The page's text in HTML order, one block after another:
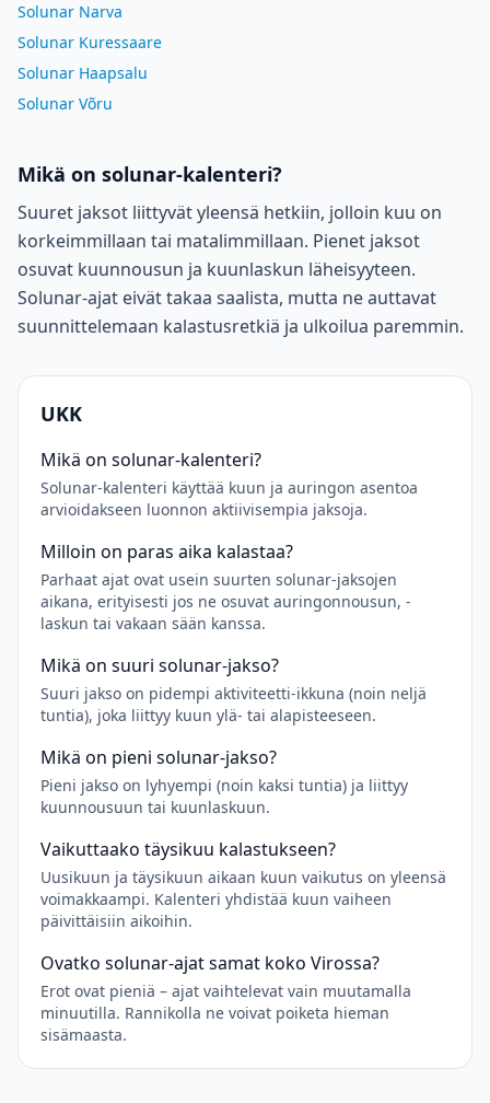
Solunar Narva
Solunar Kuressaare
Solunar Haapsalu
Solunar Võru
Mikä on solunar-kalenteri?
Suuret jaksot liittyvät yleensä hetkiin, jolloin kuu on
korkeimmillaan tai matalimmillaan. Pienet jaksot
osuvat kuunnousun ja kuunlaskun läheisyyteen.
Solunar-ajat eivät takaa saalista, mutta ne auttavat
suunnittelemaan kalastusretkiä ja ulkoilua paremmin.
UKK
Mikä on solunar-kalenteri?
Solunar-kalenteri käyttää kuun ja auringon asentoa
arvioidakseen luonnon aktiivisempia jaksoja.
Milloin on paras aika kalastaa?
Parhaat ajat ovat usein suurten solunar-jaksojen
aikana, erityisesti jos ne osuvat auringonnousun, -
laskun tai vakaan sään kanssa.
Mikä on suuri solunar-jakso?
Suuri jakso on pidempi aktiviteetti-ikkuna (noin neljä
tuntia), joka liittyy kuun ylä- tai alapisteeseen.
Mikä on pieni solunar-jakso?
Pieni jakso on lyhyempi (noin kaksi tuntia) ja liittyy
kuunnousuun tai kuunlaskuun.
Vaikuttaako täysikuu kalastukseen?
Uusikuun ja täysikuun aikaan kuun vaikutus on yleensä
voimakkaampi. Kalenteri yhdistää kuun vaiheen
päivittäisiin aikoihin.
Ovatko solunar-ajat samat koko Virossa?
Erot ovat pieniä – ajat vaihtelevat vain muutamalla
minuutilla. Rannikolla ne voivat poiketa hieman
sisämaasta.